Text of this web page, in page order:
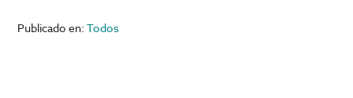
Publicado en:Todos